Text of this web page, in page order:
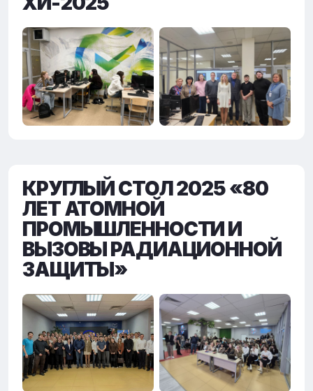
КРУГЛЫЙ СТОЛ 2025 «80
ЛЕТ АТОМНОЙ
ПРОМЫШЛЕННОСТИ И
ВЫЗОВЫ РАДИАЦИОННОЙ
ЗАЩИТЫ»